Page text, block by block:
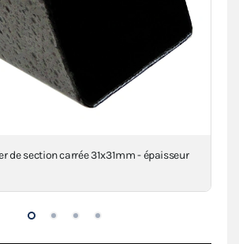
de section carrée 31x31mm - épaisseur